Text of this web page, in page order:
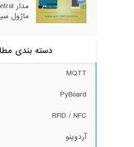
ماژول
دسته بندی
MQTT
PyBoard
RFID / NFC
آردوینو